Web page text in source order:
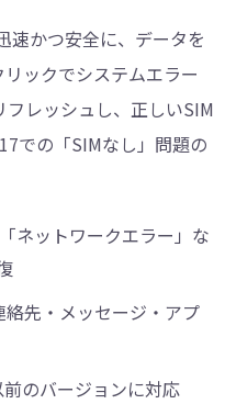
速かつ安全に、データを
ックでシステムエラー
レッシュし、正しいSIM
での「SIMなし」問題の
ネットワークエラー」な
先・メッセージ・アプ
のバージョンに対応